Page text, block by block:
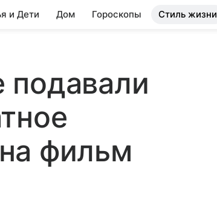
и Дети Дом Гороскопы Стиль жизни
фильм